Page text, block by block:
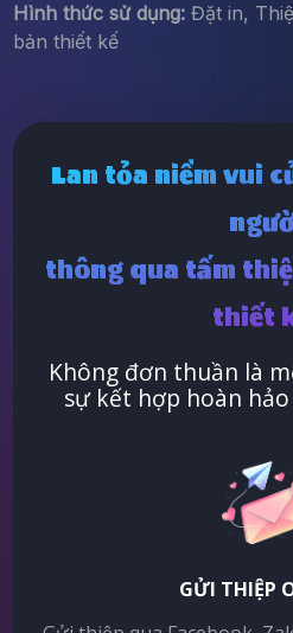
Hình thức sử dụng:Đặt in,
bản thiết kế
Lan tỏa niềm vui
thông qua tấm
thiết
Không đơn thuần là
sự kết hợp hoàn
GỬI THIỆP